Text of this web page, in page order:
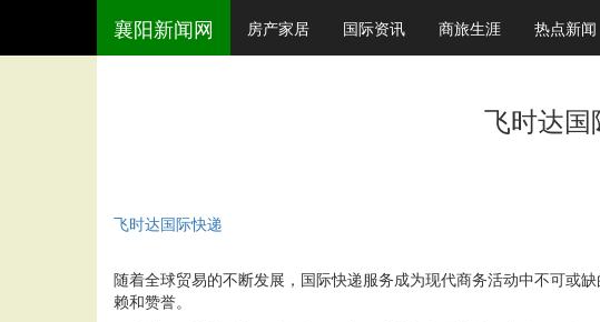
襄阳新闻网 房产家居 国际资讯 商旅生涯 热点新闻
飞时达
飞时达国际快递
随着全球贸易的不断发展，国际快递服务成为现代商务活动中不可或
赖和赞誉。